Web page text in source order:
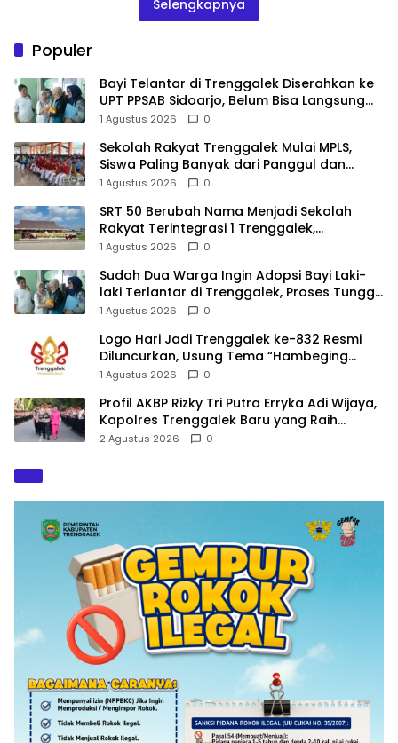
Selengkapnya
Populer
Bayi Telantar di Trenggalek Diserahkan ke
UPT PPSAB Sidoarjo, Belum Bisa Langsung
Diadopsi
1 Agustus 2026 0
Sekolah Rakyat Trenggalek Mulai MPLS,
Siswa Paling Banyak dari Panggul dan
Gandusari
1 Agustus 2026 0
SRT 50 Berubah Nama Menjadi Sekolah
Rakyat Terintegrasi 1 Trenggalek,
Nomenklatur Berubah
1 Agustus 2026 0
Sudah Dua Warga Ingin Adopsi Bayi Laki-
laki Terlantar di Trenggalek, Proses Tunggu
Hasil Penyelidikan
1 Agustus 2026 0
Logo Hari Jadi Trenggalek ke-832 Resmi
Diluncurkan, Usung Tema “Hambeging
Bumi” Gaungkan Harmoni dengan Alam
1 Agustus 2026 0
Profil AKBP Rizky Tri Putra Erryka Adi Wijaya,
Kapolres Trenggalek Baru yang Raih
Hattrick Pin Emas Kapolri
2 Agustus 2026 0